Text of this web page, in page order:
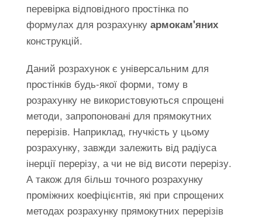
перевірка відповідного простінка по
формулах для розрахунку армокам'яних
конструкцій.
Даний розрахунок є універсальним для
простінків будь-якої форми, тому в
розрахунку не використовуються спрощені
методи, запропоновані для прямокутних
перерізів. Наприклад, гнучкість у цьому
розрахунку, завжди залежить від радіуса
інерції перерізу, а чи не від висоти перерізу.
А також для більш точного розрахунку
проміжних коефіцієнтів, які при спрощених
методах розрахунку прямокутних перерізів